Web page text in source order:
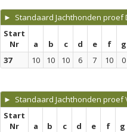
► Standaard Jachthonden proef
Start
Nr
a b c d e f g
37
10 10 10 6 7 10 0
► Standaard Jachthonden proef
Start
Nr
a b c d e f g